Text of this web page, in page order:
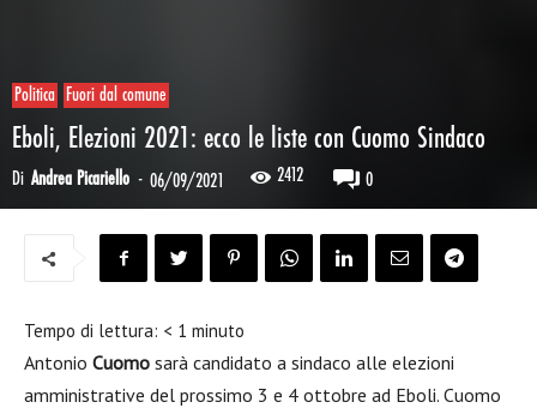
Politica Fuori dal comune
Eboli, Elezioni 2021: ecco le liste con Cuomo Sindaco
Di Andrea Picariello - 06/09/2021 2412 0
Tempo di lettura: < 1 minuto
Antonio Cuomo sarà candidato a sindaco alle elezioni
amministrative del prossimo 3 e 4 ottobre ad Eboli. Cuomo